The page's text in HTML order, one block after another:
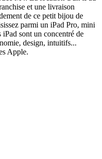
et une livraison
de ce petit bijou de
parmi un iPad Pro, mini
sont un concentré de
design, intuitifs...
Apple.